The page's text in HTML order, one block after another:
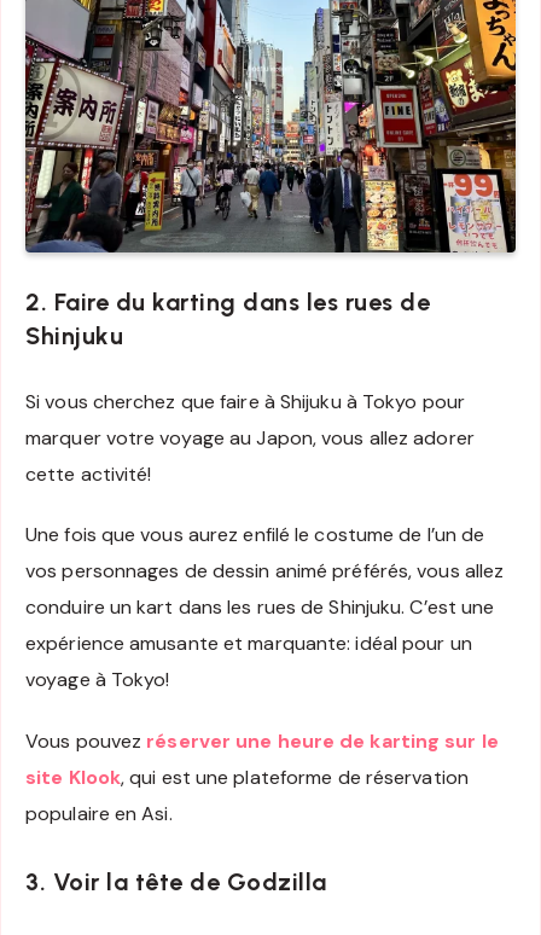
2. Faire du karting dans les rues de
Shinjuku
Si vous cherchez que faire à Shijuku à Tokyo pour
marquer votre voyage au Japon, vous allez adorer
cette activité!
Une fois que vous aurez enfilé le costume de l’un de
vos personnages de dessin animé préférés, vous allez
conduire un kart dans les rues de Shinjuku. C’est une
expérience amusante et marquante: idéal pour un
voyage à Tokyo!
Vous pouvez réserver une heure de karting sur le
site Klook, qui est une plateforme de réservation
populaire en Asi.
3. Voir la tête de Godzilla